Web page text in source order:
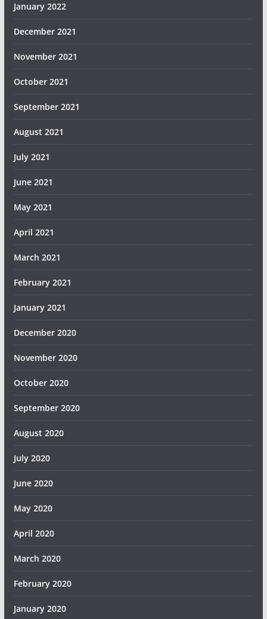
January 2022
December 2021
November 2021
October 2021
September 2021
August 2021
July 2021
June 2021
May 2021
April 2021
March 2021
February 2021
January 2021
December 2020
November 2020
October 2020
September 2020
August 2020
July 2020
June 2020
May 2020
April 2020
March 2020
February 2020
January 2020